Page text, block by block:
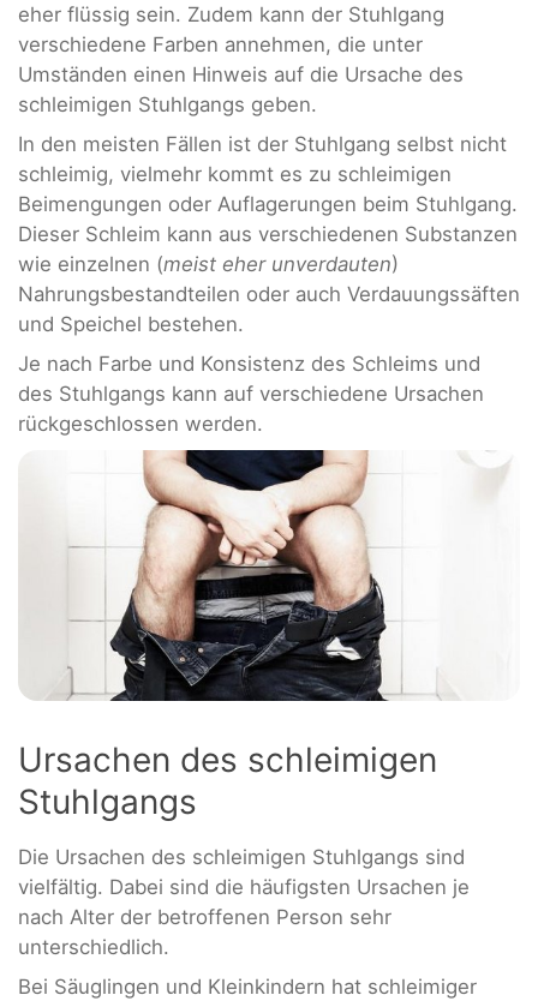
eher flüssig sein. Zudem kann der Stuhlgang
verschiedene Farben annehmen, die unter
Umständen einen Hinweis auf die Ursache des
schleimigen Stuhlgangs geben.
In den meisten Fällen ist der Stuhlgang selbst nicht
schleimig, vielmehr kommt es zu schleimigen
Beimengungen oder Auflagerungen beim Stuhlgang.
Dieser Schleim kann aus verschiedenen Substanzen
wie einzelnen (meist eher unverdauten)
Nahrungsbestandteilen oder auch Verdauungssäften
und Speichel bestehen.
Je nach Farbe und Konsistenz des Schleims und
des Stuhlgangs kann auf verschiedene Ursachen
rückgeschlossen werden.
Ursachen des schleimigen
Stuhlgangs
Die Ursachen des schleimigen Stuhlgangs sind
vielfältig. Dabei sind die häufigsten Ursachen je
nach Alter der betroffenen Person sehr
unterschiedlich.
Bei Säuglingen und Kleinkindern hat schleimiger